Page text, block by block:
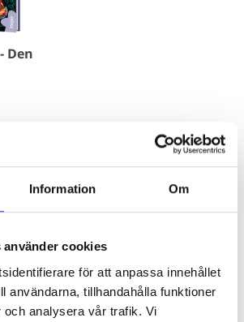
Information Om
använder cookies
för att anpassa innehållet
användarna, tillhandahålla funktioner
och analysera vår trafik. Vi
Den
eller pedagog? Här
köper du in!
upphandlingsavtal köper du våra